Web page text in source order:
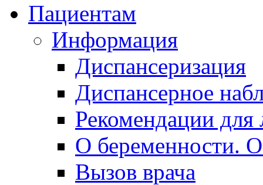
Пациентам
Информация
Диспансеризация
Диспансерное
Рекомендации для
О беременности.
Вызов врача